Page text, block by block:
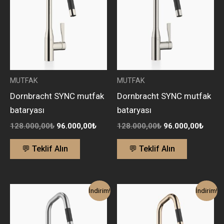
MUTFAK
Dornbracht SYNC mutfak
bataryası
128.000,00₺ 96.000,00₺
💬 Teklif Alın
MUTFAK
Dornbracht SYNC mutfak
bataryası
128.000,00₺ 96.000,00₺
💬 Teklif Alın
İndirim!
fiyat:
104.300,00₺.
Şu
andaki
İndirim!
fiyat:
176.500,00₺.
Şu